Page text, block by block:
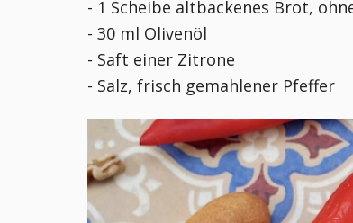
- 1 Scheibe altbackenes Brot,
- 30 ml Olivenöl
- Saft einer Zitrone
- Salz, frisch gemahlener Pfeffer